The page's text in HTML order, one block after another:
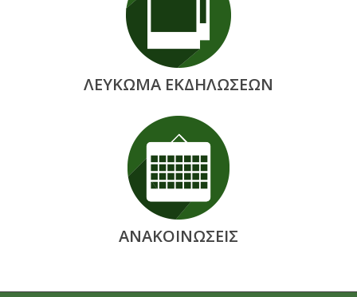
ΛΕΥΚΩΜΑ ΕΚΔΗΛΩΣΕΩΝ
ΑΝΑΚΟΙΝΩΣΕΙΣ